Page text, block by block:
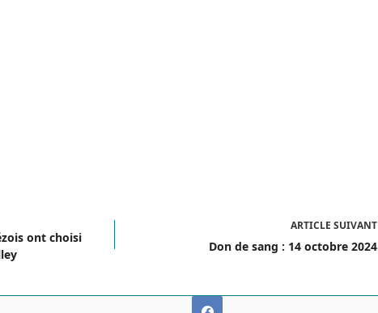
ont choisi
ARTICLE SUIVANT
Don de sang : 14 octobre 2024